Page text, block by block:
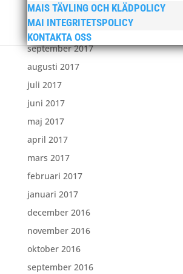
MAIS TÄVLING OCH KLÄDPOLICY
MAI INTEGRITETSPOLICY
KONTAKTA OSS
november 2017
oktober 2017
september 2017
augusti 2017
juli 2017
juni 2017
maj 2017
april 2017
mars 2017
februari 2017
januari 2017
december 2016
november 2016
oktober 2016
september 2016